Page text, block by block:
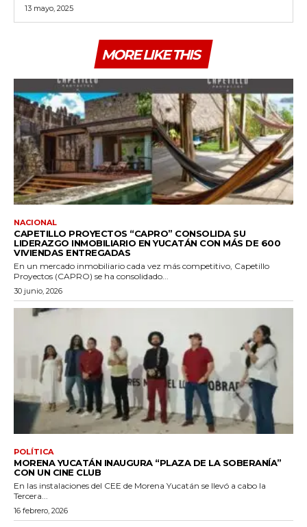
13 mayo, 2025
MORE LIKE THIS
NACIONAL
CAPETILLO PROYECTOS “CAPRO” CONSOLIDA SU
LIDERAZGO INMOBILIARIO EN YUCATÁN CON MÁS DE 600
VIVIENDAS ENTREGADAS
En un mercado inmobiliario cada vez más competitivo, Capetillo
Proyectos (CAPRO) se ha consolidado...
30 junio, 2026
POLÍTICA
MORENA YUCATÁN INAUGURA “PLAZA DE LA SOBERANÍA”
CON UN CINE CLUB
En las instalaciones del CEE de Morena Yucatán se llevó a cabo la
Tercera...
16 febrero, 2026